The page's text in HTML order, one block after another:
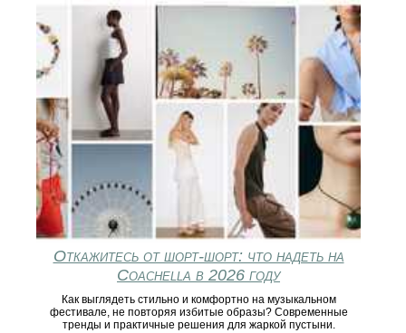
Откажитесь от шорт-шорт: что надеть на
Coachella в 2026 году
Как выглядеть стильно и комфортно на музыкальном
фестивале, не повторяя избитые образы? Современные
тренды и практичные решения для жаркой пустыни.